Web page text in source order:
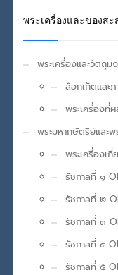
พระเครื่องและของสะ
พระเครื่องและวัตถุม
ล็อกเก็ตและ
พระเครื่องที่
พระมหากษัตริย์และ
พระเครื่องเ
รัชกาลที่ ๑
รัชกาลที่ ๒
รัชกาลที่ ๓
รัชกาลที่ ๔
รัชกาลที่ ๕